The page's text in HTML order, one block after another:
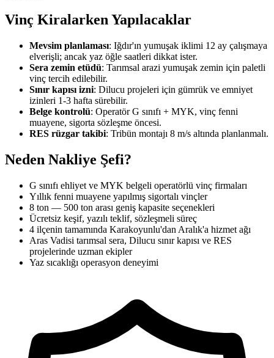
Vinç Kiralarken Yapılacaklar
Mevsim planlaması: Iğdır'ın yumuşak iklimi 12 ay çalışmaya
elverişli; ancak yaz öğle saatleri dikkat ister.
Sera zemin etüdü: Tarımsal arazi yumuşak zemin için paletli
vinç tercih edilebilir.
Sınır kapısı izni: Dilucu projeleri için gümrük ve emniyet
izinleri 1-3 hafta sürebilir.
Belge kontrolü: Operatör G sınıfı + MYK, vinç fenni
muayene, sigorta sözleşme öncesi.
RES rüzgar takibi: Tribün montajı 8 m/s altında planlanmalı.
Neden Nakliye Şefi?
G sınıfı ehliyet ve MYK belgeli operatörlü vinç firmaları
Yıllık fenni muayene yapılmış sigortalı vinçler
8 ton — 500 ton arası geniş kapasite seçenekleri
Ücretsiz keşif, yazılı teklif, sözleşmeli süreç
4 ilçenin tamamında Karakoyunlu'dan Aralık'a hizmet ağı
Aras Vadisi tarımsal sera, Dilucu sınır kapısı ve RES
projelerinde uzman ekipler
Yaz sıcaklığı operasyon deneyimi